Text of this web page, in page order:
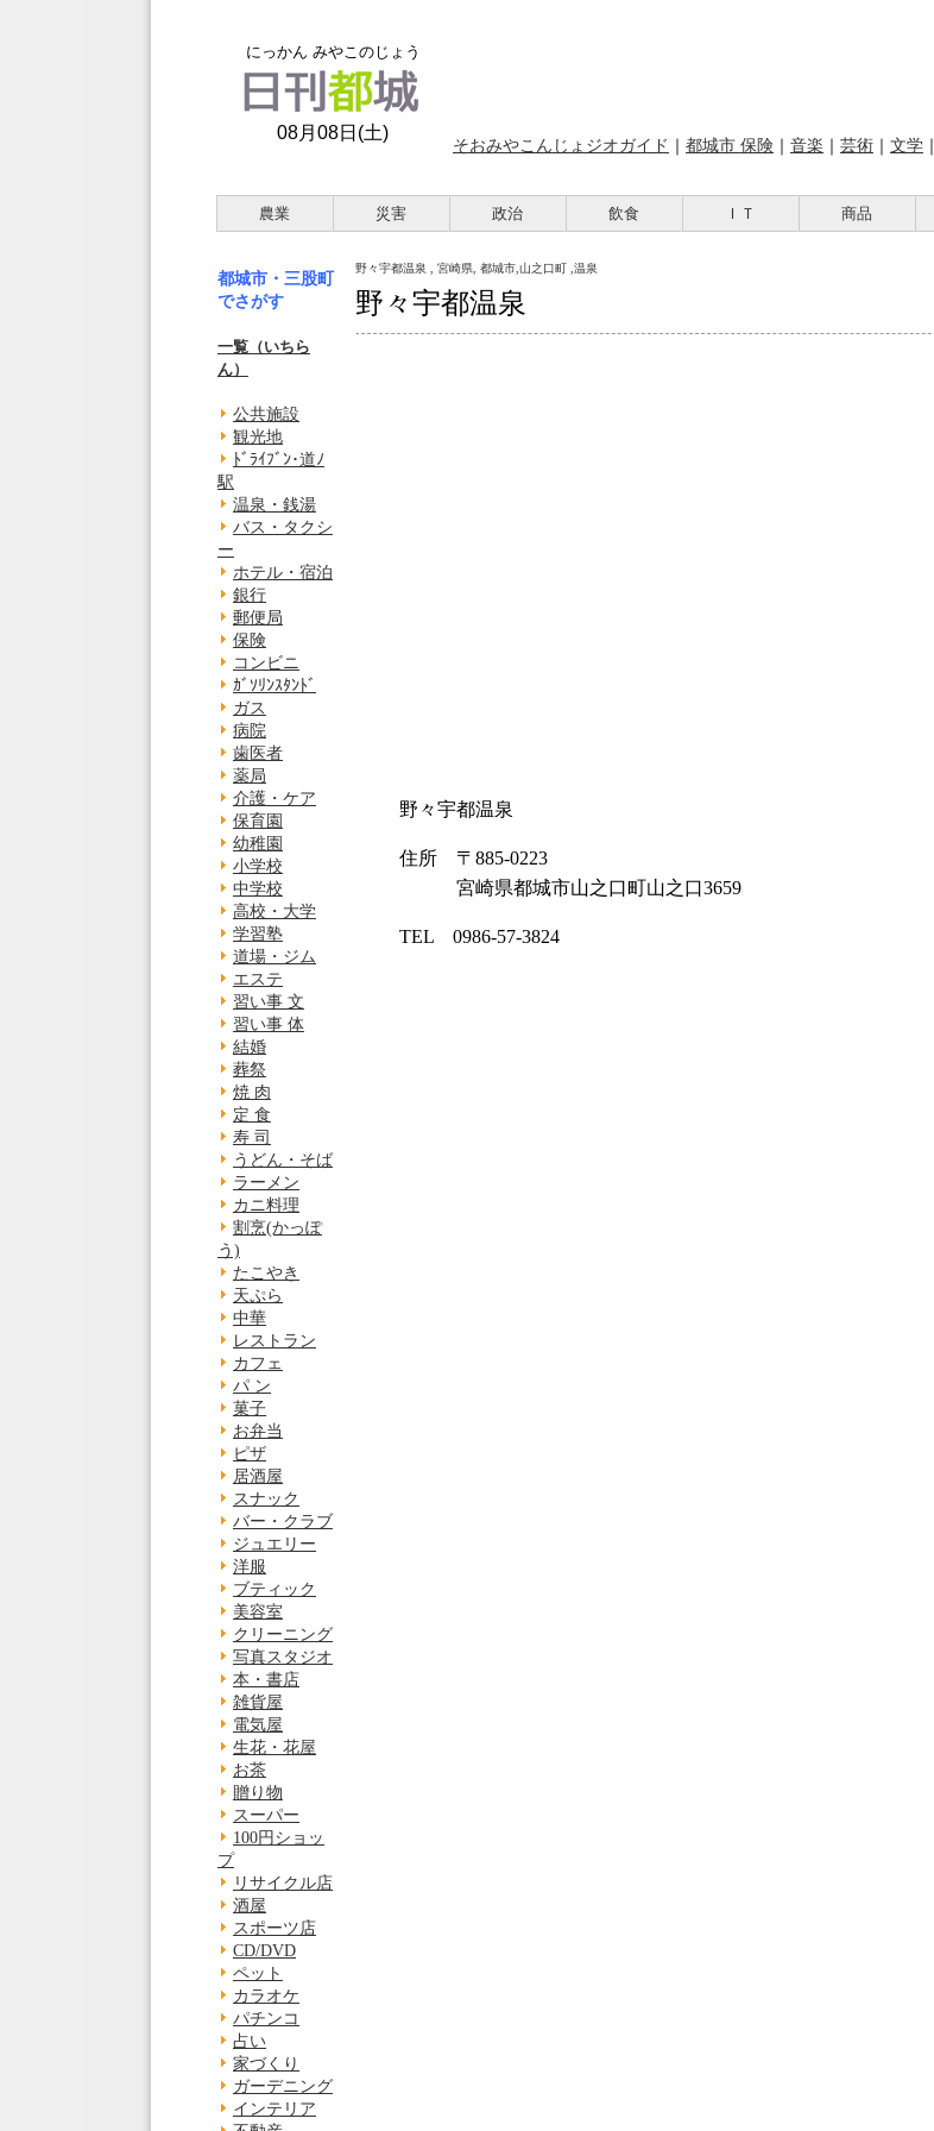
にっかん みやこのじょう
08月08日(土)
そおみやこんじょジオガイド ｜ 都城市 保険 ｜ 音楽 ｜ 芸術 ｜ 文学 ｜
農業 災害 政治 飲食 ＩＴ 商品
都城市・三股町
でさがす
一覧（いちら
ん）
公共施設
観光地
ﾄﾞﾗｲﾌﾞﾝ･道ﾉ
駅
温泉・銭湯
バス・タクシ
ー
ホテル・宿泊
銀行
郵便局
保険
コンビニ
ｶﾞｿﾘﾝｽﾀﾝﾄﾞ
ガス
病院
歯医者
薬局
介護・ケア
保育園
幼稚園
小学校
中学校
高校・大学
学習塾
道場・ジム
エステ
習い事 文
習い事 体
結婚
葬祭
焼 肉
定 食
寿 司
うどん・そば
ラーメン
カニ料理
割烹(かっぽ
う)
たこやき
天ぷら
中華
レストラン
カフェ
パ ン
菓子
お弁当
ピザ
居酒屋
スナック
バー・クラブ
ジュエリー
洋服
ブティック
美容室
クリーニング
写真スタジオ
本・書店
雑貨屋
電気屋
生花・花屋
お茶
贈り物
スーパー
100円ショッ
プ
リサイクル店
酒屋
スポーツ店
CD/DVD
ペット
カラオケ
パチンコ
占い
家づくり
ガーデニング
インテリア
野々宇都温泉 , 宮崎県, 都城市,山之口町 ,温泉
野々宇都温泉
野々宇都温泉
住所 〒885-0223
宮崎県都城市山之口町山之口3659
TEL 0986-57-3824